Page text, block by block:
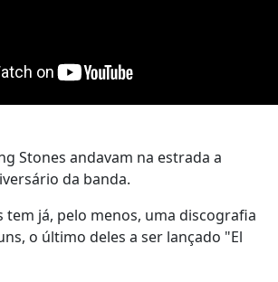
Stones andavam na estrada a
da banda.
tem já, pelo menos, uma discografia
o último deles a ser lançado "El